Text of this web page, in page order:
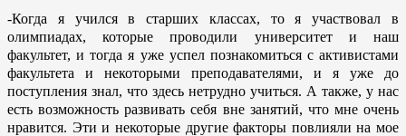
-Когда я учился в старших классах, то я участвовал в
олимпиадах, которые проводили университет и наш
факультет, и тогда я уже успел познакомиться с активистами
факультета и некоторыми преподавателями, и я уже до
поступления знал, что здесь нетрудно учиться. А также, у нас
есть возможность развивать себя вне занятий, что мне очень
нравится. Эти и некоторые другие факторы повлияли на мое